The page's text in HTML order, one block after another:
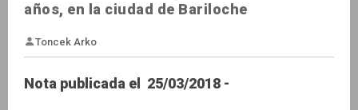
años, en la ciudad de Bariloche
Nota publicada el 25/03/2018 -